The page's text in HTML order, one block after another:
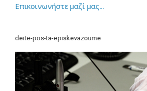
Επικοινωνήστε μαζί μας...
deite-pos-ta-episkevazoume